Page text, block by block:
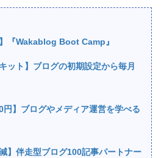
『Wakablog Boot Camp』
ット】ブログの初期設定から毎月
円】ブログやメディア運営を学べる
】伴走型ブログ100記事パートナー